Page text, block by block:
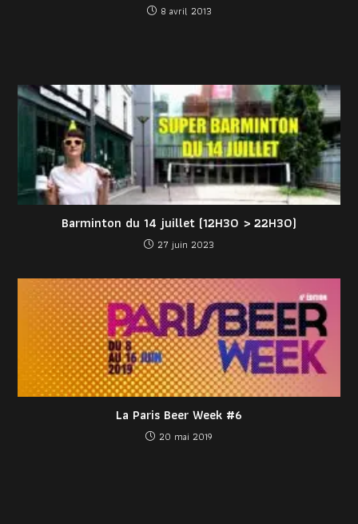
8 avril 2013
Barminton du 14 juillet (12H30 > 22H30)
27 juin 2023
La Paris Beer Week #6
20 mai 2019